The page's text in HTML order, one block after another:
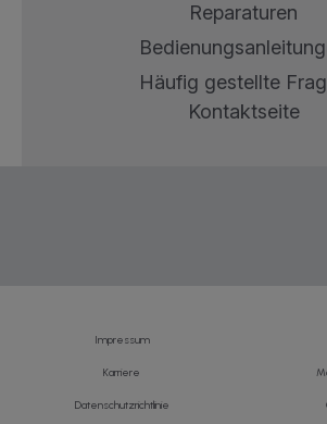
Reparaturen
Häufig gestellte
Kontaktseite
Impressum
Karriere
Datenschutzrichtlinie